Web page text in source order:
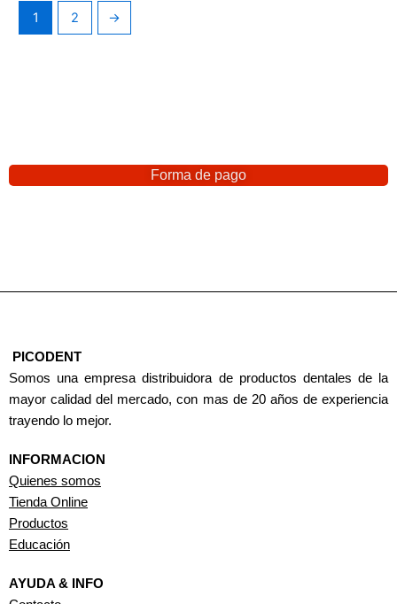
1 2 →
Forma de pago
PICODENT
Somos una empresa distribuidora de productos dentales de la
mayor calidad del mercado, con mas de 20 años de experiencia
trayendo lo mejor.
INFORMACION
Quienes somos
Tienda Online
Productos
Educación
AYUDA & INFO